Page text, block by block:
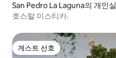
San Pedro La Laguna의 개인실
호스탈 미스티카.
게스트 선호
게스트 선호